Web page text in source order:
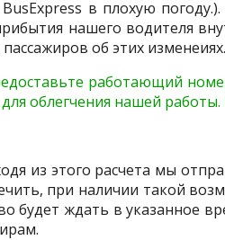
в плохую
нашего водителя
об этих изменеиях.
работающий
облегчения нашей работы.
из этого расчета мы
при наличии такой
будет ждать в указанное